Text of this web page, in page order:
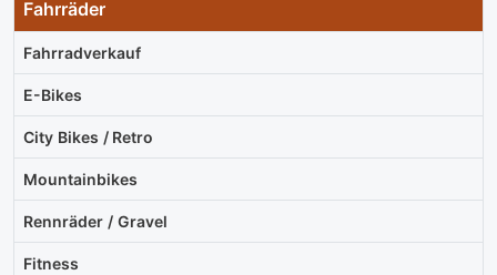
Fahrräder
Fahrradverkauf
E-Bikes
City Bikes / Retro
Mountainbikes
Rennräder / Gravel
Fitness